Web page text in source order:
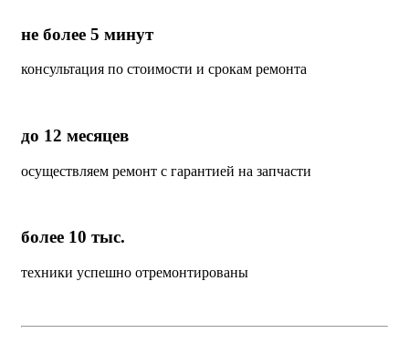
не более 5 минут
консультация по стоимости и срокам ремонта
до 12 месяцев
осуществляем ремонт с гарантией на запчасти
более 10 тыс.
техники успешно отремонтированы